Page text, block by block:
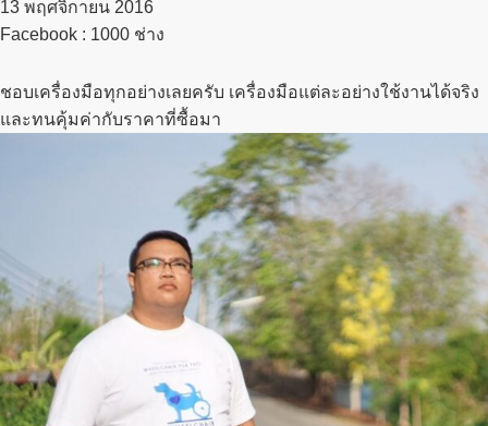
13 พฤศจิกายน 2016​
Facebook : 1000 ช่าง
ชอบเครื่องมือทุกอย่างเลยครับ เครื่องมือแต่ละอย่างใช้งานได้จริง
และทนคุ้มค่ากับราคาที่ซื้อมา